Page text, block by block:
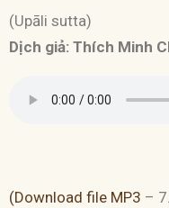
(Upāli sutta)
Dịch giả: Thích Minh
(Download file MP3 –